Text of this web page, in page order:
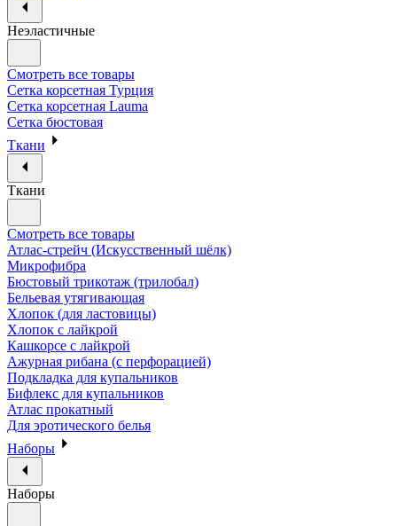
Неэластичные
Смотреть все товары
Сетка корсетная Турция
Сетка корсетная Lauma
Сетка бюстовая
Ткани
Ткани
Смотреть все товары
Атлас-стрейч (Искусственный шёлк)
Микрофибра
Бюстовый трикотаж (трилобал)
Бельевая утягивающая
Хлопок (для ластовицы)
Хлопок с лайкрой
Кашкорсе с лайкрой
Ажурная рибана (с перфорацией)
Подкладка для купальников
Бифлекс для купальников
Атлас прокатный
Для эротического белья
Наборы
Наборы